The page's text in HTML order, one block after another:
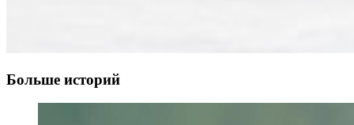
Больше историй